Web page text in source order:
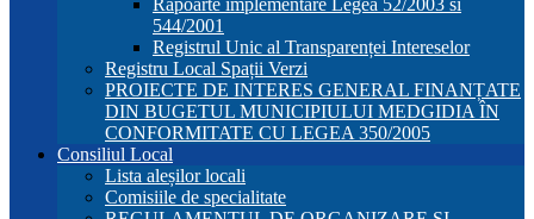
Rapoarte implementare Legea 52/2003 si
544/2001
Registrul Unic al Transparenței Intereselor
Registru Local Spații Verzi
PROIECTE DE INTERES GENERAL FINANȚATE
DIN BUGETUL MUNICIPIULUI MEDGIDIA ÎN
CONFORMITATE CU LEGEA 350/2005
Consiliul Local
Lista aleșilor locali
Comisiile de specialitate